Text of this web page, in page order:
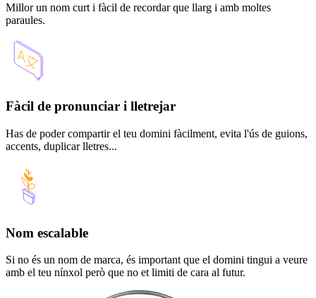
Millor un nom curt i fàcil de recordar que llarg i amb moltes
paraules.
Fàcil de pronunciar i lletrejar
Has de poder compartir el teu domini fàcilment, evita l'ús de guions,
accents, duplicar lletres...
Nom escalable
Si no és un nom de marca, és important que el domini tingui a veure
amb el teu nínxol però que no et limiti de cara al futur.